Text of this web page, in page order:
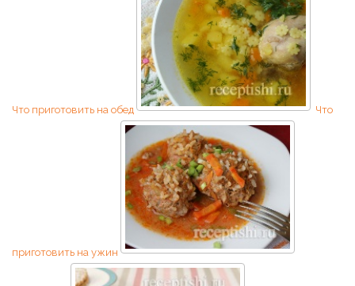
Что приготовить на обед Что
приготовить на ужин